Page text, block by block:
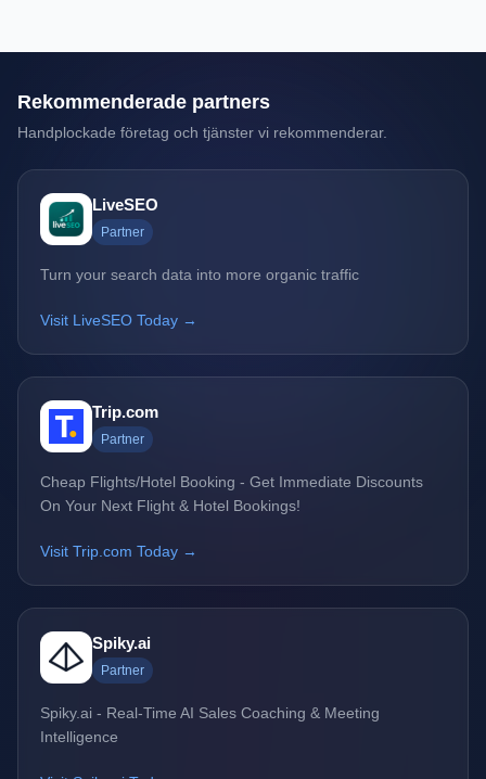
Rekommenderade partners
Handplockade företag och tjänster vi rekommenderar.
LiveSEO
Partner
Turn your search data into more organic traffic
Visit LiveSEO Today →
Trip.com
Partner
Cheap Flights/Hotel Booking - Get Immediate Discounts
On Your Next Flight & Hotel Bookings!
Visit Trip.com Today →
Spiky.ai
Partner
Spiky.ai - Real-Time AI Sales Coaching & Meeting
Intelligence